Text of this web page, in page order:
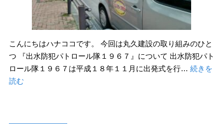
こんにちはハナココです。 今回は丸久建設の取り組みのひと
つ 『出水防犯パトロール隊１９６７』について 出水防犯パト
ロール隊１９６７は平成１８年１１月に出発式を行… 続きを
読む